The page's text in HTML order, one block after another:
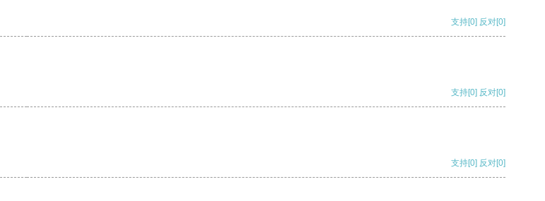
支持[0] 反对[0]
支持[0] 反对[0]
支持[0] 反对[0]